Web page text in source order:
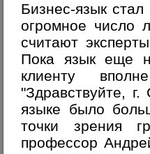
Бизнес-язык
огромное число
считают
Пока язык еще
клиенту
"Здравствуйте,
языке было
точки зрения
профессор